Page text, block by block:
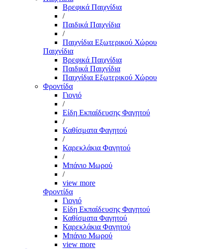
Βρεφικά Παιχνίδια
/
Παιδικά Παιχνίδια
/
Παιχνίδια Εξωτερικού Χώρου
Παιχνίδια
Βρεφικά Παιχνίδια
Παιδικά Παιχνίδια
Παιχνίδια Εξωτερικού Χώρου
Φροντίδα
Γιογιό
/
Είδη Εκπαίδευσης Φαγητού
/
Καθίσματα Φαγητού
/
Καρεκλάκια Φαγητού
/
Μπάνιο Μωρού
/
view more
Φροντίδα
Γιογιό
Είδη Εκπαίδευσης Φαγητού
Καθίσματα Φαγητού
Καρεκλάκια Φαγητού
Μπάνιο Μωρού
view more